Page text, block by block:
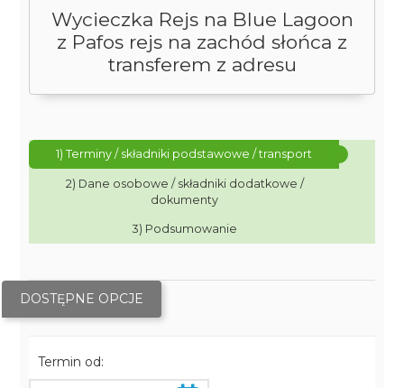
Wycieczka Rejs na Blue Lagoon
z Pafos rejs na zachód słońca z
transferem z adresu
1) Terminy / składniki podstawowe / transport
2) Dane osobowe / składniki dodatkowe /
dokumenty
3) Podsumowanie
DOSTĘPNE OPCJE
Termin od: